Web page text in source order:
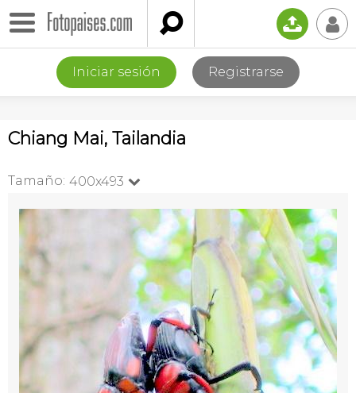
 📤 👤
Iniciar sesión Registrarse
Chiang Mai, Tailandia
Tamaño: 400x493 